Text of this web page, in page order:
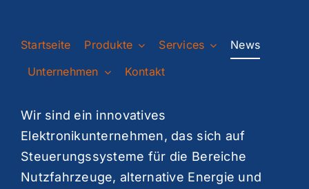
Startseite Produkte Services
News
Unternehmen
Kontakt
Wir sind ein innovatives
Elektronikunternehmen, das sich auf
Steuerungssysteme für die Bereiche
Nutzfahrzeuge, alternative Energie und